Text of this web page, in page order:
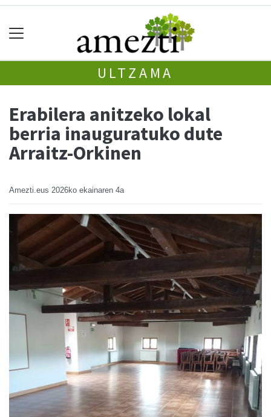
ULTZAMA
Erabilera anitzeko lokal
berria inauguratuko dute
Arraitz-Orkinen
Amezti.eus 2026ko ekainaren 4a